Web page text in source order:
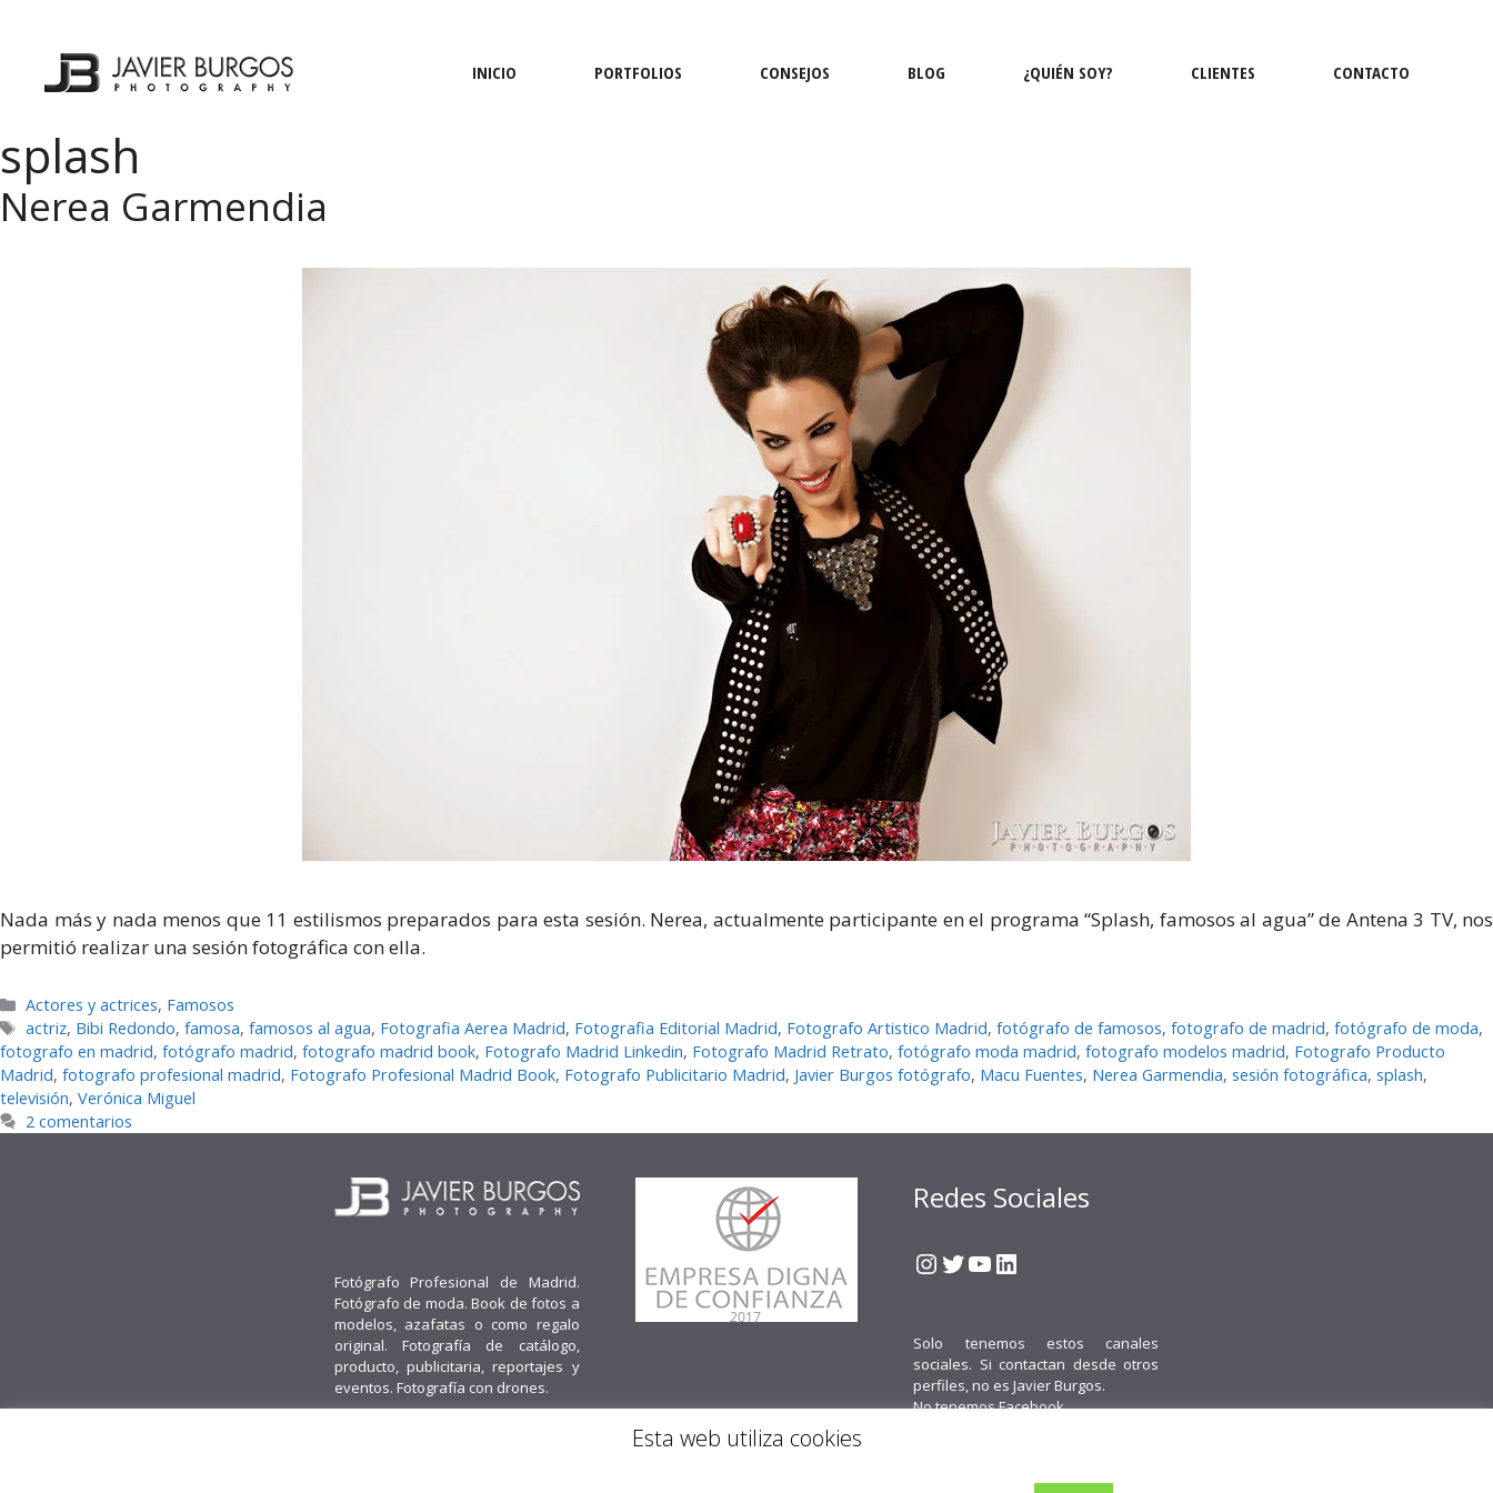
contenido
INICIO PORTFOLIOS CONSEJOS BLOG ¿QUIÉN SOY? CLIENTES CONTACTO
splash
Nerea Garmendia
Nada más y nada menos que 11 estilismos preparados para esta sesión. Nerea, actualmente participante en el programa “Splash, famosos al agua” de Antena 3 TV, nos
permitió realizar una sesión fotográfica con ella.
Categorías
Actores y actrices, Famosos
Etiquetas
actriz, Bibi Redondo,famosa,famosos al agua, Fotografia Aerea Madrid, Fotografia Editorial Madrid, Fotografo Artistico Madrid,fotógrafo de famosos,fotografo de madrid,fotógrafo de moda,
fotografo en madrid, fotógrafo madrid, fotografo madrid book, Fotografo Madrid Linkedin, Fotografo Madrid Retrato, fotógrafo moda madrid, fotografo modelos madrid, Fotografo Producto
Madrid, fotografo profesional madrid, Fotografo Profesional Madrid Book, Fotografo Publicitario Madrid, Javier Burgos fotógrafo, Macu Fuentes, Nerea Garmendia, sesión fotográfica, splash,
televisión, Verónica Miguel
2 comentarios
Fotógrafo Profesional de Madrid.
Fotógrafo de moda. Book de fotos a
modelos, azafatas o como regalo
original. Fotografía de catálogo,
producto, publicitaria, reportajes y
eventos. Fotografía con drones.
Redes Sociales
Instagram
Twitter
YouTube
LinkedIn
Solo tenemos estos canales
sociales. Si contactan desde otros
perfiles, no es Javier Burgos.
No tenemos Facebook.
Esta web utiliza cookies